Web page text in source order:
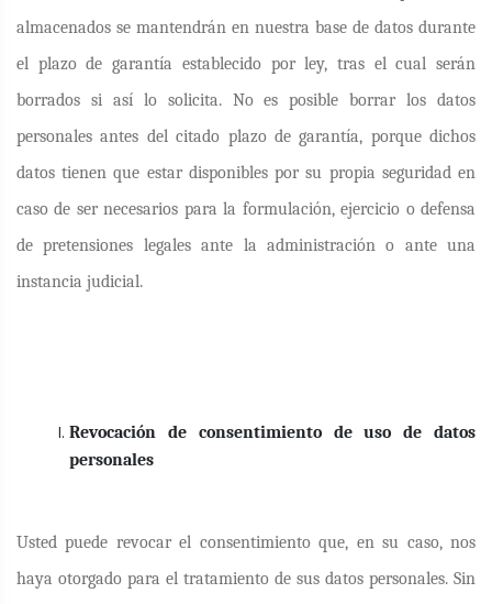
almacenados se mantendrán en nuestra base de datos durante
el plazo de garantía establecido por ley, tras el cual serán
borrados si así lo solicita. No es posible borrar los datos
personales antes del citado plazo de garantía, porque dichos
datos tienen que estar disponibles por su propia seguridad en
caso de ser necesarios para la formulación, ejercicio o defensa
de pretensiones legales ante la administración o ante una
instancia judicial.
Revocación de consentimiento de uso de datos
personales
Usted puede revocar el consentimiento que, en su caso, nos
haya otorgado para el tratamiento de sus datos personales. Sin